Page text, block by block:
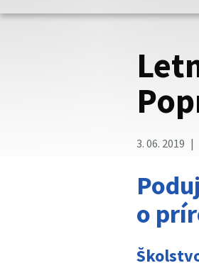
3. 06. 2019
o